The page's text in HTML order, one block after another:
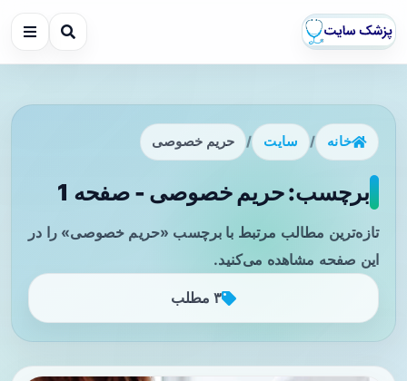
خانه / سایت / حریم خصوصی
برچسب: حریم خصوصی - صفحه 1
تازه‌ترین مطالب مرتبط با برچسب «حریم خصوصی» را در
این صفحه مشاهده می‌کنید.
۳ مطلب